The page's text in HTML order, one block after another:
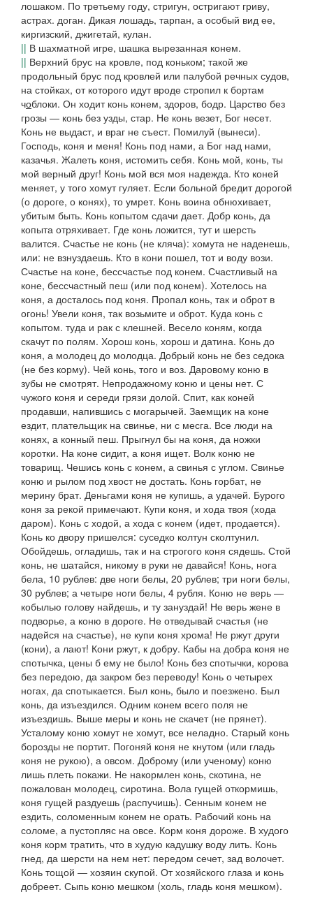
лошаком. По третьему году, стригун, остригают гриву,
астрах. доган. Дикая лошадь, тарпан, а особый вид ее,
киргизский, джигетай, кулан.
|| В шахматной игре, шашка вырезанная конем.
|| Верхний брус на кровле, под коньком; такой же
продольный брус под кровлей или палубой речных судов,
на стойках, от которого идут вроде стропил к бортам
чоблоки. Он ходит конь конем, здоров, бодр. Царство без
грозы — конь без узды, стар. Не конь везет, Бог несет.
Конь не выдаст, и враг не съест. Помилуй (вынеси).
Господь, коня и меня! Конь под нами, а Бог над нами,
казачья. Жалеть коня, истомить себя. Конь мой, конь, ты
мой верный друг! Конь мой вся моя надежда. Кто коней
меняет, у того хомут гуляет. Если больной бредит дорогой
(о дороге, о конях), то умрет. Конь воина обнюхивает,
убитым быть. Конь копытом сдачи дает. Добр конь, да
копыта отряхивает. Где конь ложится, тут и шерсть
валится. Счастье не конь (не кляча): хомута не наденешь,
или: не взнуздаешь. Кто в кони пошел, тот и воду вози.
Счастье на коне, бессчастье под конем. Счастливый на
коне, бессчастный пеш (или под конем). Хотелось на
коня, а досталось под коня. Пропал конь, так и оброт в
огонь! Увели коня, так возьмите и оброт. Куда конь с
копытом. туда и рак с клешней. Весело коням, когда
скачут по полям. Хорош конь, хорош и датина. Конь до
коня, а молодец до молодца. Добрый конь не без седока
(не без корму). Чей конь, того и воз. Даровому коню в
зубы не смотрят. Непродажному коню и цены нет. С
чужого коня и середи грязи долой. Спит, как коней
продавши, напившись с могарычей. Заемщик на коне
ездит, плательщик на свинье, ни с месга. Все люди на
конях, а конный пеш. Прыгнул бы на коня, да ножки
коротки. На коне сидит, а коня ищет. Волк коню не
товарищ. Чешись конь с конем, а свинья с углом. Свинье
коню и рылом под хвост не достать. Конь горбат, не
мерину брат. Деньгами коня не купишь, а удачей. Бурого
коня за рекой примечают. Купи коня, и хода твоя (хода
даром). Конь с ходой, а хода с конем (идет, продается).
Конь ко двору пришелся: суседко колтун сколтунил.
Обойдешь, огладишь, так и на строгого коня сядешь. Стой
конь, не шатайся, никому в руки не давайся! Конь, нога
бела, 10 рублев: две ноги белы, 20 рублев; три ноги белы,
30 рублев; а четыре ноги белы, 4 рубля. Коню не верь —
кобылью голову найдешь, и ту зануздай! Не верь жене в
подворье, а коню в дороге. Не отведывай счастья (не
надейся на счастье), не купи коня хрома! Не ржут други
(кони), а лают! Кони ржут, к добру. Кабы на добра коня не
спотычка, цены б ему не было! Конь без спотычки, корова
без передою, да закром без переводу! Конь о четырех
ногах, да спотыкается. Был конь, было и поезжено. Был
конь, да изъездился. Одним конем всего поля не
изъездишь. Выше меры и конь не скачет(не прянет).
Усталому коню хомут не хомут, все неладно. Старый конь
борозды не портит. Погоняй коня не кнутом (или гладь
коня не рукою), а овсом. Доброму (или ученому) коню
лишь плеть покажи. Не накормлен конь, скотина, не
пожалован молодец, сиротина. Вола гущей откормишь,
коня гущей раздуешь (распучишь). Сенным конем не
ездить, соломенным конем не орать. Рабочий конь на
соломе, а пустопляс на овсе. Корм коня дороже. В худого
коня корм тратить, что в худую кадушку воду лить. Конь
гнед, да шерсти на нем нет: передом сечет, зад волочет.
Конь тощой — хозяин скупой. От хозяйского глаза и конь
добреет. Сыпь коню мешком (холь, гладь коня мешком).